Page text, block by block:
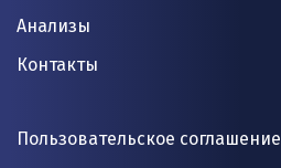
Анализы
Контакты
Пользовательское соглашение